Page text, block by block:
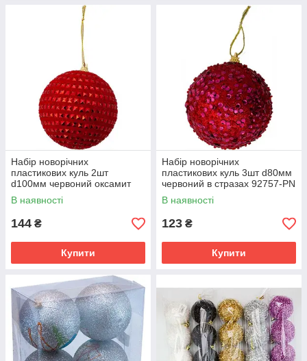
Набір новорічних
пластикових куль 2шт
d100мм червоний оксамит
92720-PN (96) ПІОНЕR
В наявності
144 ₴
Купити
Набір новорічних
пластикових куль 3шт d80мм
червоний в стразах 92757-PN
(120) ПІОНЕR
В наявності
123 ₴
Купити